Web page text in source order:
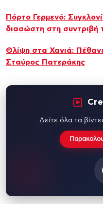
Πόρτο Γερμενό:
διασώστη στη συντριβή
Θλίψη στα Χανιά:
Σταύρος Πατεράκης
Δείτε όλα τα